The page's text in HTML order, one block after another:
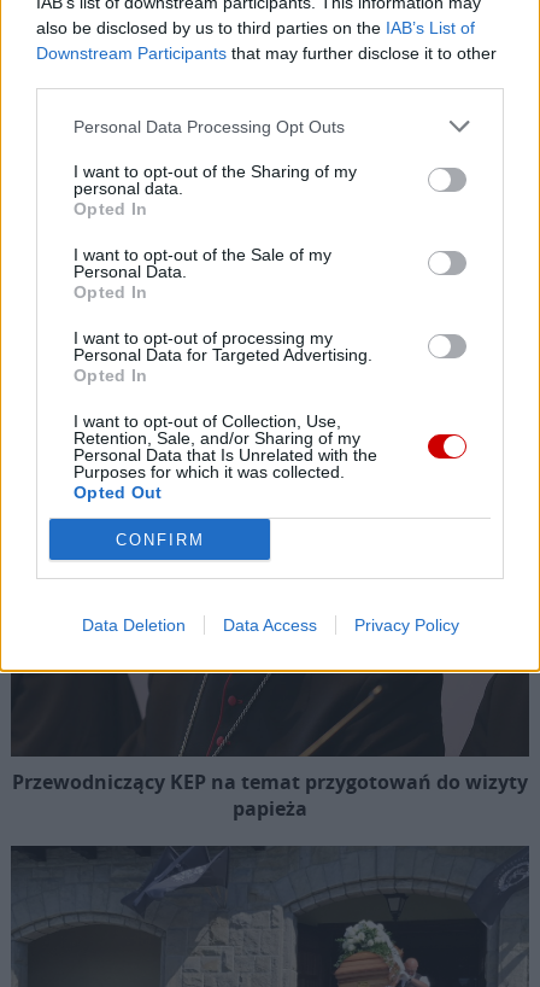
also be disclosed by us to third parties on the IAB’s List of
Downstream Participants that may further disclose it to other
Personal Data Processing Opt Outs
I want to opt-out of the Sharing of my
personal data.
Opted In
I want to opt-out of the Sale of my
Personal Data.
Opted In
I want to opt-out of processing my
Personal Data for Targeted Advertising.
Opted In
I want to opt-out of Collection, Use,
Retention, Sale, and/or Sharing of my
Personal Data that Is Unrelated with the
Purposes for which it was collected.
Opted Out
CONFIRM
Data Deletion Data Access Privacy Policy
Kard. Sarah: Obrzędów nie można arbitralnie znosić
Przewodniczący KEP na temat przygotowań do wizyty
papieża